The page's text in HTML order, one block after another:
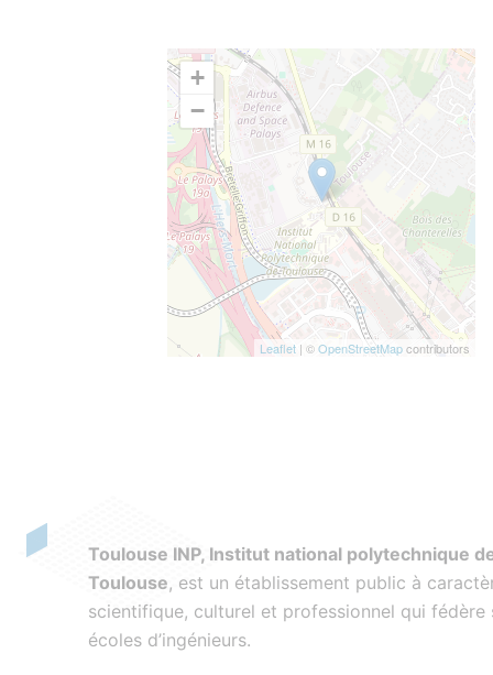
+
−
Leaflet | ©OpenStreetMapcontributors
Toulouse INP, Institut national polytechnique
Toulouse, est un établissement public à
scientifique, culturel et professionnel qui fédère
écoles d’ingénieurs.